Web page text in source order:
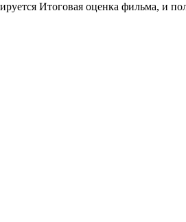
Итоговая оценка фильма, и